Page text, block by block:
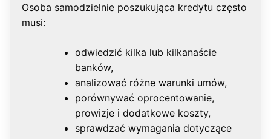
Osoba samodzielnie poszukująca kredytu często
musi:
odwiedzić kilka lub kilkanaście
banków,
analizować różne warunki umów,
porównywać oprocentowanie,
prowizje i dodatkowe koszty,
sprawdzać wymagania dotyczące